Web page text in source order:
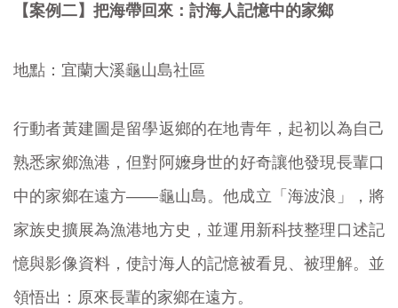
【案例二】把海帶回來：討海人記憶中的家鄉
地點：宜蘭大溪龜山島社區
行動者黃建圖是留學返鄉的在地青年，起初以為自己
熟悉家鄉漁港，但對阿嬤身世的好奇讓他發現長輩口
中的家鄉在遠方——龜山島。他成立「海波浪」，將
家族史擴展為漁港地方史，並運用新科技整理口述記
憶與影像資料，使討海人的記憶被看見、被理解。並
領悟出：原來長輩的家鄉在遠方。